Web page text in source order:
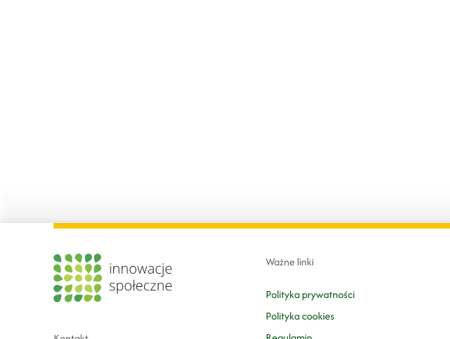
Ważne linki
Polityka prywatności
Polityka cookies